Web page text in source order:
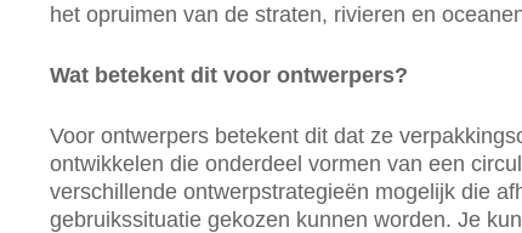
het opruimen van de straten, rivieren en
Wat betekent dit voor ontwerpers?
Voor ontwerpers betekent dit dat ze
ontwikkelen die onderdeel vormen van een
verschillende ontwerpstrategieën mogelijk die
gebruikssituatie gekozen kunnen worden. Je